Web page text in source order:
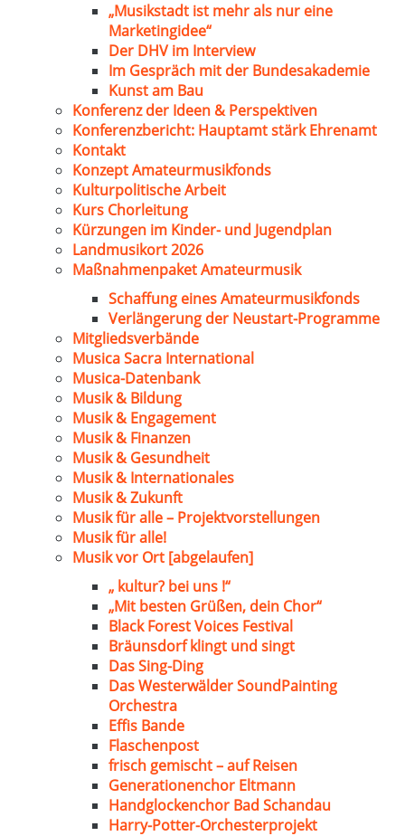
„Musikstadt ist mehr als nur eine
Marketingidee“
Der DHV im Interview
Im Gespräch mit der Bundesakademie
Kunst am Bau
Konferenz der Ideen & Perspektiven
Konferenzbericht: Hauptamt stärk Ehrenamt
Kontakt
Konzept Amateurmusikfonds
Kulturpolitische Arbeit
Kurs Chorleitung
Kürzungen im Kinder- und Jugendplan
Landmusikort 2026
Maßnahmenpaket Amateurmusik
Schaffung eines Amateurmusikfonds
Verlängerung der Neustart-Programme
Mitgliedsverbände
Musica Sacra International
Musica-Datenbank
Musik & Bildung
Musik & Engagement
Musik & Finanzen
Musik & Gesundheit
Musik & Internationales
Musik & Zukunft
Musik für alle – Projektvorstellungen
Musik für alle!
Musik vor Ort [abgelaufen]
„ kultur? bei uns !“
„Mit besten Grüßen, dein Chor“
Black Forest Voices Festival
Bräunsdorf klingt und singt
Das Sing-Ding
Das Westerwälder SoundPainting
Orchestra
Effis Bande
Flaschenpost
frisch gemischt – auf Reisen
Generationenchor Eltmann
Handglockenchor Bad Schandau
Harry-Potter-Orchesterprojekt